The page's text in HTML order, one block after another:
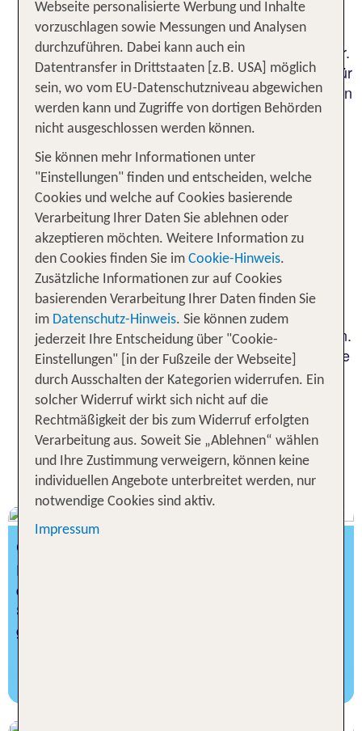
Weiße Strände, türkisblaues Meer und bunte
Events finden Sie im Bahamas Urlaub allerorts.
Besonders tut sich die Insel Grand Bahama hervor.
Mit über 300 km Küstenlinie gibt es dort Strände für
jeden Anspruch. Die drei Golfplätze der Insel bieten
Ihnen direkten Blick aufs Meer, wo Sie bei einer
Tauchexkursion eines der größten Unterwasser-
Höhlensysteme der Welt erkunden können.
Ganzjährig finden auf den Bahamas kulturelle
Festivals und Veranstaltungen, wie das Junkanoo
Kulturfest in Nassau statt. Bei diesem Fest, das
traditionell am zweiten Weihnachtsfeiertag und am
Neujahrstag ausgetragen wird, wetteifern die
Insulaner zur Freude der Urlauber um den ersten
Platz im Tanzen und der Präsentation des
originellsten Kostüms. Gäste sind auf dem
farbenfrohen Inselstaat nämlich immer willkommen.
Buchen Sie Ihren Urlaub Bahamas und erleben Sie
eine einmalige Kombination aus Abenteuer- und
Erholungsurlaub für die ganze Familie.
Sportmöglichkeiten und
Ausflugstipps im Paradies
GOLFEN AUF DEN BAHAMAS
Die Golfplätze der Bahamas bieten Ihnen alle
direkten Blick aufs Meer und auf strahlend weiße
Strandabschnitte. Auf den Bahamas spielen alle
gerne Golf!
Webseite personalisierte Werbung und Inhalte
vorzuschlagen sowie Messungen und Analysen
durchzuführen. Dabei kann auch ein
Datentransfer in Drittstaaten [z.B. USA] möglich
sein, wo vom EU-Datenschutzniveau abgewichen
werden kann und Zugriffe von dortigen Behörden
nicht ausgeschlossen werden können.
Sie können mehr Informationen unter
"Einstellungen" finden und entscheiden, welche
Cookies und welche auf Cookies basierende
Verarbeitung Ihrer Daten Sie ablehnen oder
akzeptieren möchten. Weitere Information zu
den Cookies finden Sie im Cookie-Hinweis.
Zusätzliche Informationen zur auf Cookies
basierenden Verarbeitung Ihrer Daten finden Sie
im Datenschutz-Hinweis. Sie können zudem
jederzeit Ihre Entscheidung über "Cookie-
Einstellungen" [in der Fußzeile der Webseite]
durch Ausschalten der Kategorien widerrufen. Ein
solcher Widerruf wirkt sich nicht auf die
Rechtmäßigkeit der bis zum Widerruf erfolgten
Verarbeitung aus. Soweit Sie „Ablehnen“ wählen
und Ihre Zustimmung verweigern, können keine
individuellen Angebote unterbreitet werden, nur
notwendige Cookies sind aktiv.
Impressum